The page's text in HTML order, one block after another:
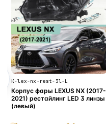
K-lex-nx-rest-3l-L
Корпус фары LEXUS NX (2017-
2021) рестайлинг LED 3 линзы
(левый)